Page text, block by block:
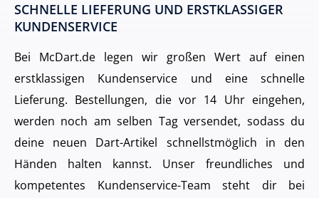
SCHNELLE LIEFERUNG UND ERSTKLASSIGER
KUNDENSERVICE
Bei McDart.de legen wir großen Wert auf einen
erstklassigen Kundenservice und eine schnelle
Lieferung. Bestellungen, die vor 14 Uhr eingehen,
werden noch am selben Tag versendet, sodass du
deine neuen Dart-Artikel schnellstmöglich in den
Händen halten kannst. Unser freundliches und
kompetentes Kundenservice-Team steht dir bei